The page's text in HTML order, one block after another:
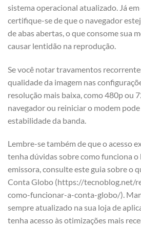
sistema operacional atualizado. Já
certifique-se de que o navegador
de abas abertas, o que consome sua
causar lentidão na reprodução.
Se você notar travamentos
qualidade da imagem nas
resolução mais baixa, como 480p ou
navegador ou reiniciar o modem
estabilidade da banda.
Lembre-se também de que o acesso
tenha dúvidas sobre como funciona o
emissora, consulte este guia sobre o
Conta Globo (https://tecnoblog.net/
como-funcionar-a-conta-globo/).
sempre atualizado na sua loja de
tenha acesso às otimizações mais